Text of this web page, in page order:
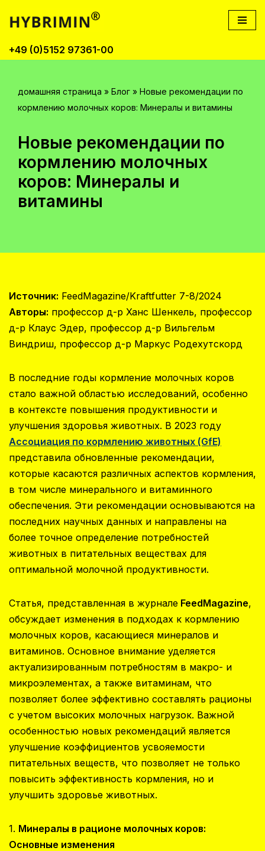
к
+49 (0)5152 97361-00
домашняя страница » Блог » Новые рекомендации по
кормлению молочных коров: Минералы и витамины
Новые рекомендации по
кормлению молочных
коров: Минералы и
витамины
Источник: FeedMagazine/Kraftfutter 7-8/2024
Авторы: профессор д-р Ханс Шенкель, профессор
д-р Клаус Эдер, профессор д-р Вильгельм
Виндриш, профессор д-р Маркус Родехутскорд
В последние годы кормление молочных коров
стало важной областью исследований, особенно
в контексте повышения продуктивности и
улучшения здоровья животных. В 2023 году
Ассоциация по кормлению животных (GfE)
представила обновленные рекомендации,
которые касаются различных аспектов кормления,
в том числе минерального и витаминного
обеспечения. Эти рекомендации основываются на
последних научных данных и направлены на
более точное определение потребностей
животных в питательных веществах для
оптимальной молочной продуктивности.
Статья, представленная в журнале FeedMagazine,
обсуждает изменения в подходах к кормлению
молочных коров, касающиеся минералов и
витаминов. Основное внимание уделяется
актуализированным потребностям в макро- и
микроэлементах, а также витаминам, что
позволяет более эффективно составлять рационы
с учетом высоких молочных нагрузок. Важной
особенностью новых рекомендаций является
улучшение коэффициентов усвояемости
питательных веществ, что позволяет не только
повысить эффективность кормления, но и
улучшить здоровье животных.
1. Минералы в рационе молочных коров:
Основные изменения